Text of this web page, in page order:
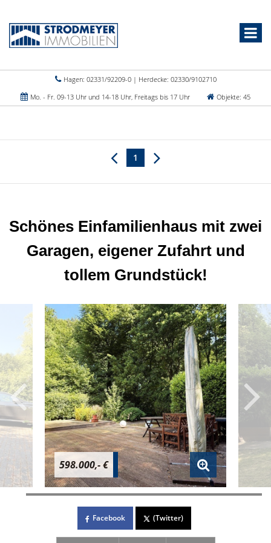
Hagen: 02331/92209-0 | Herdecke: 02330/9102710
Mo. - Fr. 09-13 Uhr und 14-18 Uhr, Freitags bis 17 Uhr
Objekte: 45
1
Schönes Einfamilienhaus mit zwei
Garagen, eigener Zufahrt und
tollem Grundstück!
598.000,- €
Facebook (Twitter)